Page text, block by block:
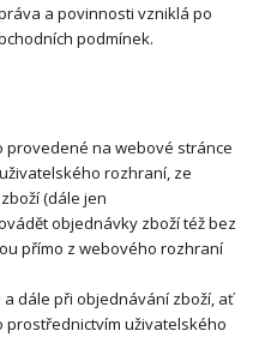
a povinnosti vzniklá po
podmínek.
provedené na webové stránce
rozhraní, ze
(dále jen
objednávky zboží též bez
přímo z webového rozhraní
dále při objednávání zboží, ať
uživatelského